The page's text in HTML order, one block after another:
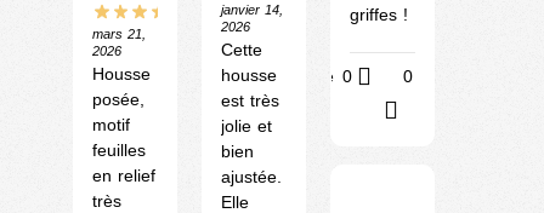
mars 21,
2026
Housse
posée,
motif
feuilles
en relief
très
janvier 14,
2026
Cette
housse
est très
jolie et
bien
ajustée.
Elle
griffes !
Utile 0 0